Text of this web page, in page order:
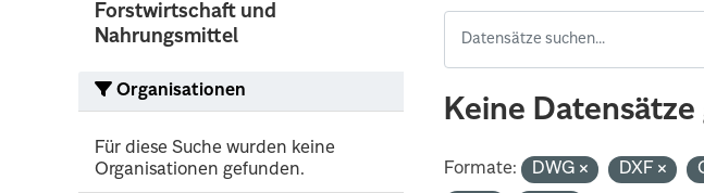
Forstwirtschaft und
Nahrungsmittel
Organisationen
Für diese Suche wurden keine
Organisationen gefunden.
Keine
Formate: DWG DXF